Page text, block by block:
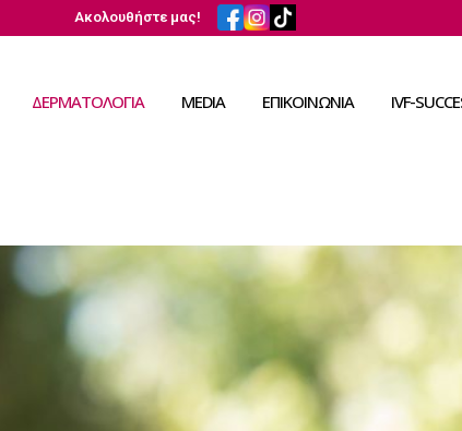
Ακολουθήστε μας!
ΔΕΡΜΑΤΟΛΟΓΙΑ MEDIA ΕΠΙΚΟΙΝΩΝΙΑ IVF-